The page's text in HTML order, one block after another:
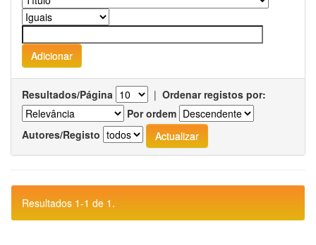
Resultados/Página | Ordenar registos por:
Por ordem
Autores/Registo
Resultados 1-1 de 1.